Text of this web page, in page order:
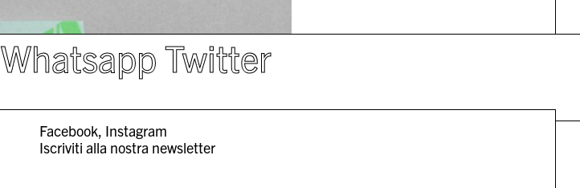
WhatsappTwitter
Facebook Instagram
Iscriviti alla nostra newsletter